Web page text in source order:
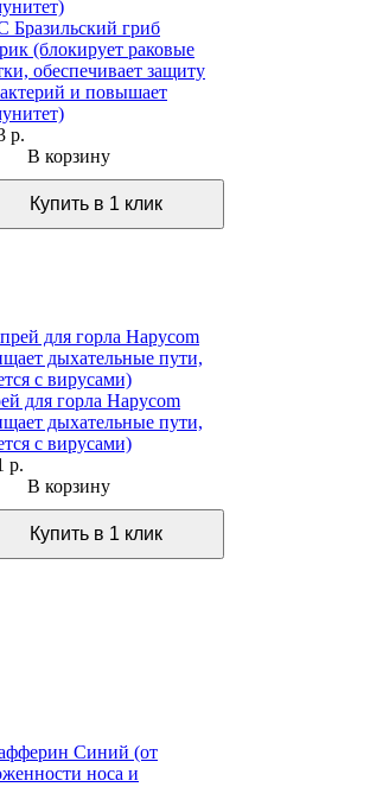
Бразильский гриб
(блокирует раковые
обеспечивает защиту
и повышает
р.
В корзину
для горла Hapycom
дыхательные пути,
с вирусами)
р.
В корзину